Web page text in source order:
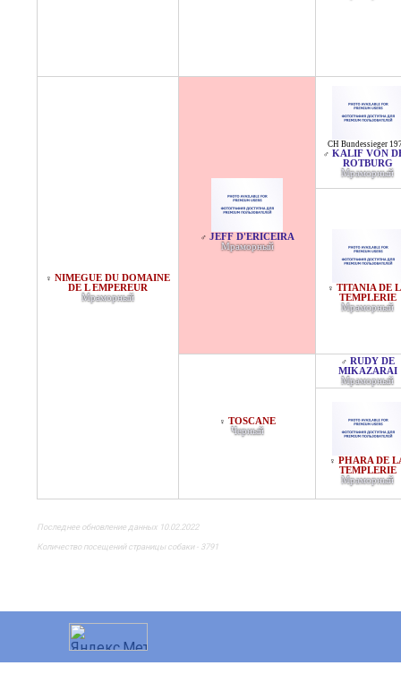
♀ NIMEGUE DU DOMAINE
DE L EMPEREUR
Мраморный
♂ JEFF D'ERICEIRA
Мраморный
CH Bundessieger
♂ KALIF VON
ROTBURG
Мраморный
♀ TITANIA DE
TEMPLERIE
Мраморный
♀ TOSCANE
Черный
♂ RUDY DE
MIKAZARAI
Мраморный
♀ PHARA DE
TEMPLERIE
Мраморный
Последнее обновление данных 10.02.2022
Количество посещений страницы собаки - 3791